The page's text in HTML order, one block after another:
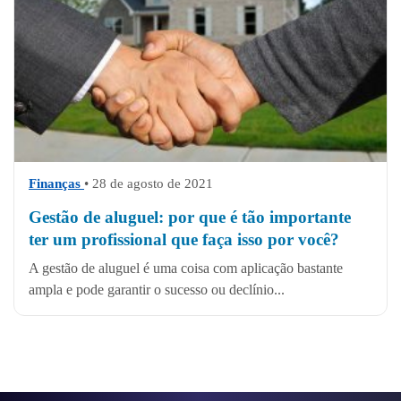
Finanças • 28 de agosto de 2021
Gestão de aluguel: por que é tão importante
ter um profissional que faça isso por você?
A gestão de aluguel é uma coisa com aplicação bastante
ampla e pode garantir o sucesso ou declínio...